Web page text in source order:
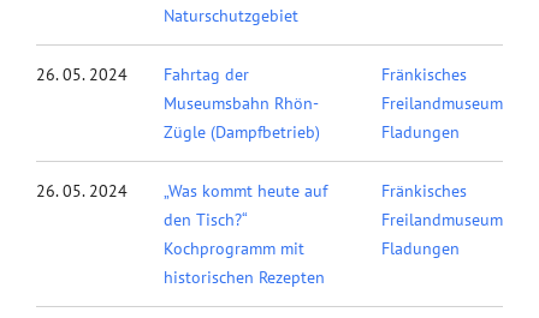
Naturschutzgebiet
26. 05. 2024
Fahrtag der
Museumsbahn Rhön-
Zügle (Dampfbetrieb)
Fränkisches
Freilandmuseum
Fladungen
26. 05. 2024
„Was kommt heute auf
den Tisch?“
Kochprogramm mit
historischen Rezepten
Fränkisches
Freilandmuseum
Fladungen